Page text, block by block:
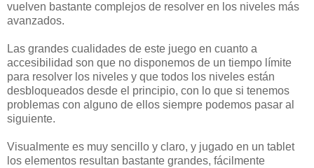
vuelven bastante complejos de resolver en los niveles más
avanzados.
Las grandes cualidades de este juego en cuanto a
accesibilidad son que no disponemos de un tiempo límite
para resolver los niveles y que todos los niveles están
desbloqueados desde el principio, con lo que si tenemos
problemas con alguno de ellos siempre podemos pasar al
siguiente.
Visualmente es muy sencillo y claro, y jugado en un tablet
los elementos resultan bastante grandes, fácilmente